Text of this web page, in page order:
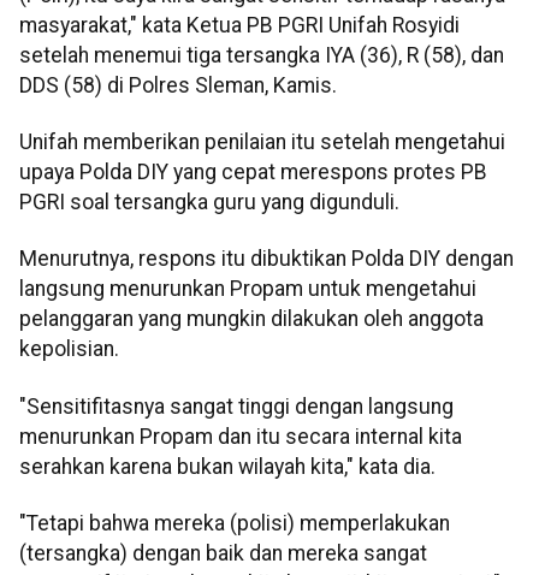
masyarakat," kata Ketua PB PGRI Unifah Rosyidi
setelah menemui tiga tersangka IYA (36), R (58), dan
DDS (58) di Polres Sleman, Kamis.
Unifah memberikan penilaian itu setelah mengetahui
upaya Polda DIY yang cepat merespons protes PB
PGRI soal tersangka guru yang digunduli.
Menurutnya, respons itu dibuktikan Polda DIY dengan
langsung menurunkan Propam untuk mengetahui
pelanggaran yang mungkin dilakukan oleh anggota
kepolisian.
"Sensitifitasnya sangat tinggi dengan langsung
menurunkan Propam dan itu secara internal kita
serahkan karena bukan wilayah kita," kata dia.
"Tetapi bahwa mereka (polisi) memperlakukan
(tersangka) dengan baik dan mereka sangat